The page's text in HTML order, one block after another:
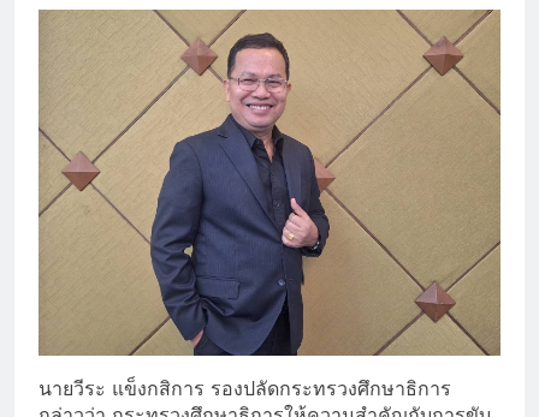
นายวีระ แข็งกสิการ รองปลัดกระทรวงศึกษาธิการ